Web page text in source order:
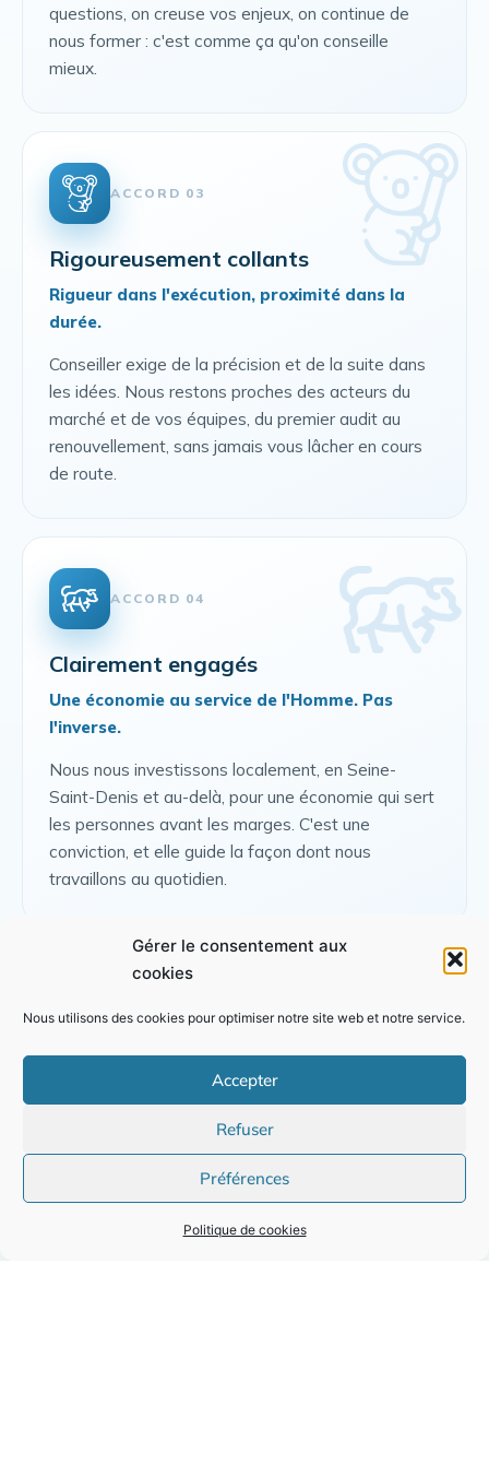
Gérer le consentement aux
cookies
Nous utilisons des cookies pour optimiser notre site web et notre service.
Accepter
Refuser
Préférences
Politique de cookies
questions, on creuse vos enjeux, on continue de
nous former : c'est comme ça qu'on conseille
mieux.
ACCORD 03
Rigoureusement collants
Rigueur dans l'exécution, proximité dans la
durée.
Conseiller exige de la précision et de la suite dans
les idées. Nous restons proches des acteurs du
marché et de vos équipes, du premier audit au
renouvellement, sans jamais vous lâcher en cours
de route.
ACCORD 04
Clairement engagés
Une économie au service de l'Homme. Pas
l'inverse.
Nous nous investissons localement, en Seine-
Saint-Denis et au-delà, pour une économie qui sert
les personnes avant les marges. C'est une
conviction, et elle guide la façon dont nous
travaillons au quotidien.
ENGAGÉS LÀ OÙ NOUS VIVONS
2009 15 000